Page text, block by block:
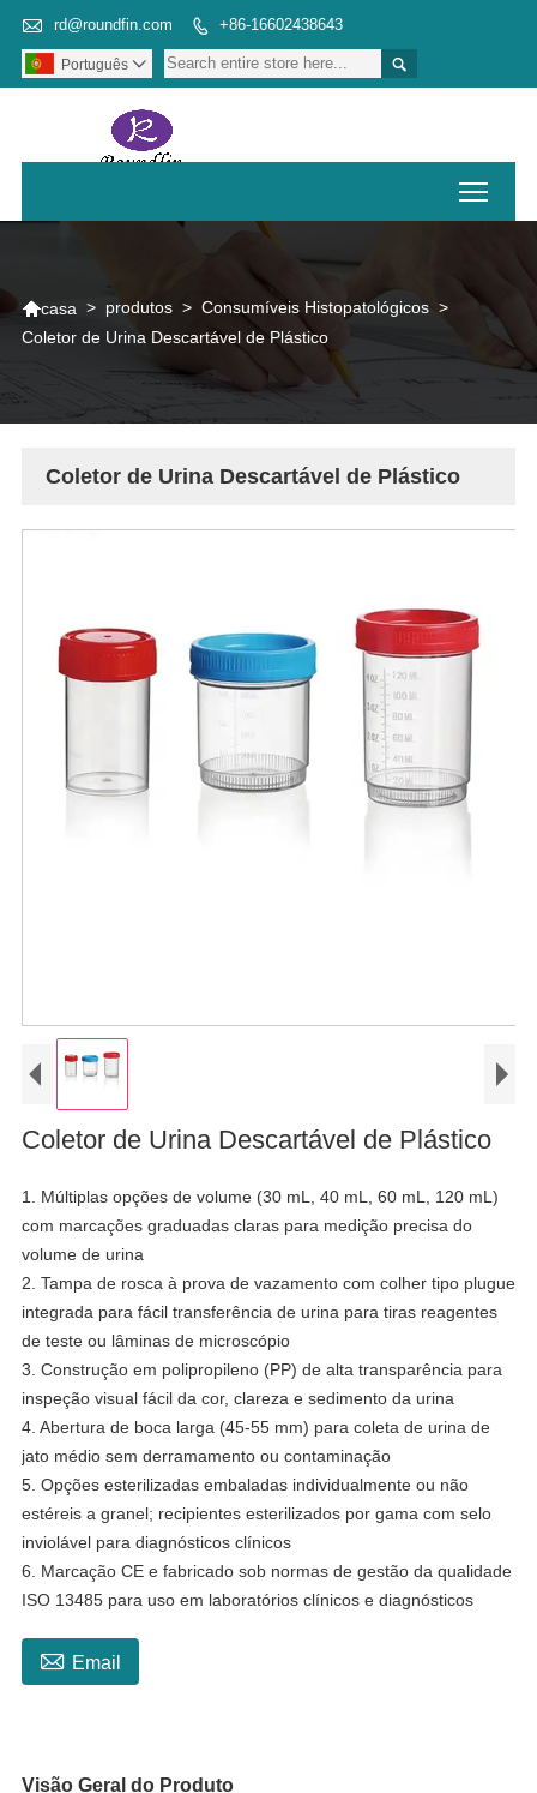
 rd@roundfin.com  +86-16602438643

Português 
casa > produtos > Consumíveis Histopatológicos >
Coletor de Urina Descartável de Plástico
Coletor de Urina Descartável de Plástico
Coletor de Urina Descartável de Plástico
1. Múltiplas opções de volume (30 mL, 40 mL, 60 mL, 120 mL)
com marcações graduadas claras para medição precisa do
volume de urina
2. Tampa de rosca à prova de vazamento com colher tipo plugue
integrada para fácil transferência de urina para tiras reagentes
de teste ou lâminas de microscópio
3. Construção em polipropileno (PP) de alta transparência para
inspeção visual fácil da cor, clareza e sedimento da urina
4. Abertura de boca larga (45-55 mm) para coleta de urina de
jato médio sem derramamento ou contaminação
5. Opções esterilizadas embaladas individualmente ou não
estéreis a granel; recipientes esterilizados por gama com selo
inviolável para diagnósticos clínicos
6. Marcação CE e fabricado sob normas de gestão da qualidade
ISO 13485 para uso em laboratórios clínicos e diagnósticos
 Email
Visão Geral do Produto